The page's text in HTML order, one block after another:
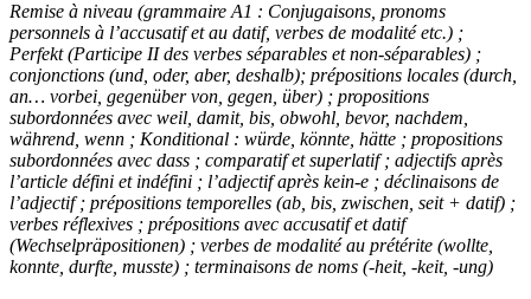
Remise à niveau (grammaire A1 : Conjugaisons, pronoms
personnels à l’accusatif et au datif, verbes de modalité etc.) ;
Perfekt (Participe II des verbes séparables et non-séparables) ;
conjonctions (und, oder, aber, deshalb); prépositions locales (durch,
an… vorbei, gegenüber von, gegen, über) ; propositions
subordonnées avec weil, damit, bis, obwohl, bevor, nachdem,
während, wenn ; Konditional : würde, könnte, hätte ; propositions
subordonnées avec dass ; comparatif et superlatif ; adjectifs après
l’article défini et indéfini ; l’adjectif après kein-e ; déclinaisons de
l’adjectif ; prépositions temporelles (ab, bis, zwischen, seit + datif) ;
verbes réflexives ; prépositions avec accusatif et datif
(Wechselpräpositionen) ; verbes de modalité au prétérite (wollte,
konnte, durfte, musste) ; terminaisons de noms (-heit, -keit, -ung)